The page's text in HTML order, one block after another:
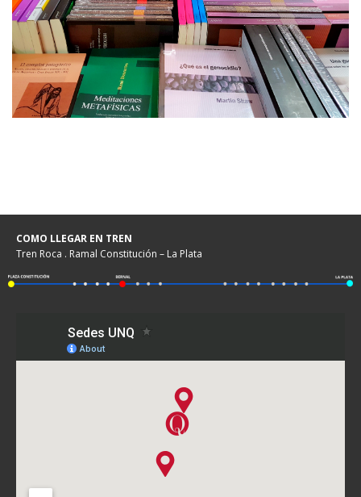
COMO LLEGAR EN TREN
Tren Roca . Ramal Constitución – La Plata